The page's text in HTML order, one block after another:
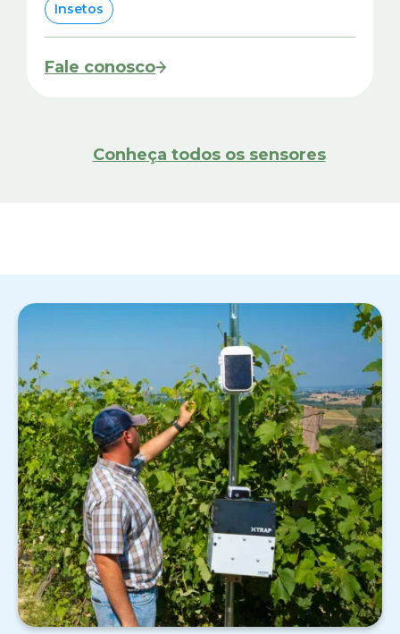
Insetos
Fale conosco
Conheça todos os sensores